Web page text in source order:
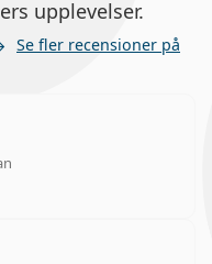
upplevelser.
Se fler recensioner på